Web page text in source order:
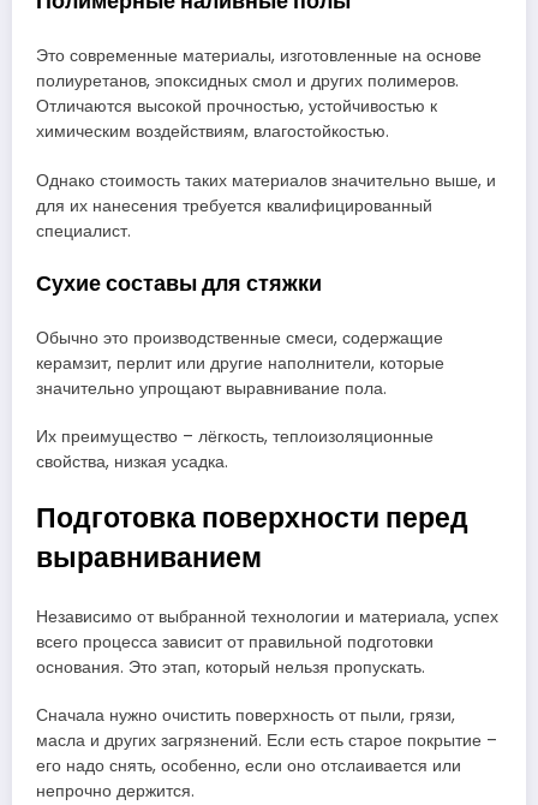
Это современные материалы, изготовленные на основе
полиуретанов, эпоксидных смол и других полимеров.
Отличаются высокой прочностью, устойчивостью к
химическим воздействиям, влагостойкостью.
Однако стоимость таких материалов значительно выше, и
для их нанесения требуется квалифицированный
специалист.
Сухие составы для стяжки
Обычно это производственные смеси, содержащие
керамзит, перлит или другие наполнители, которые
значительно упрощают выравнивание пола.
Их преимущество – лёгкость, теплоизоляционные
свойства, низкая усадка.
Подготовка поверхности перед
выравниванием
Независимо от выбранной технологии и материала, успех
всего процесса зависит от правильной подготовки
основания. Это этап, который нельзя пропускать.
Сначала нужно очистить поверхность от пыли, грязи,
масла и других загрязнений. Если есть старое покрытие –
его надо снять, особенно, если оно отслаивается или
непрочно держится.